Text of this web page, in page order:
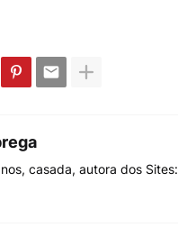
casada, autora dos Sites: